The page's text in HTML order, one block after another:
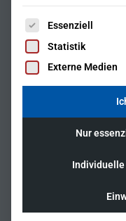
Es folgt eine Liste
Essenziell
Statistik
Externe Medien
Nur